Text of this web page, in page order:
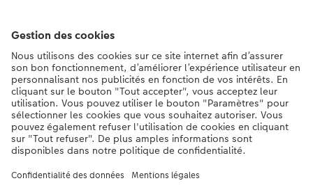
La Migros
Si vous avez des questions concernant nos produits ou votre commande,
n'hésitez pas à nous contacter du lundi au dimanche, de 9h00 à 20h00
(hors jours fériés), au numéro de téléphone 043 5500 295• 7j/7 • de 9h à
20h
DE|FR|IT